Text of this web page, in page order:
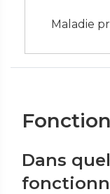
Maladie
Dans